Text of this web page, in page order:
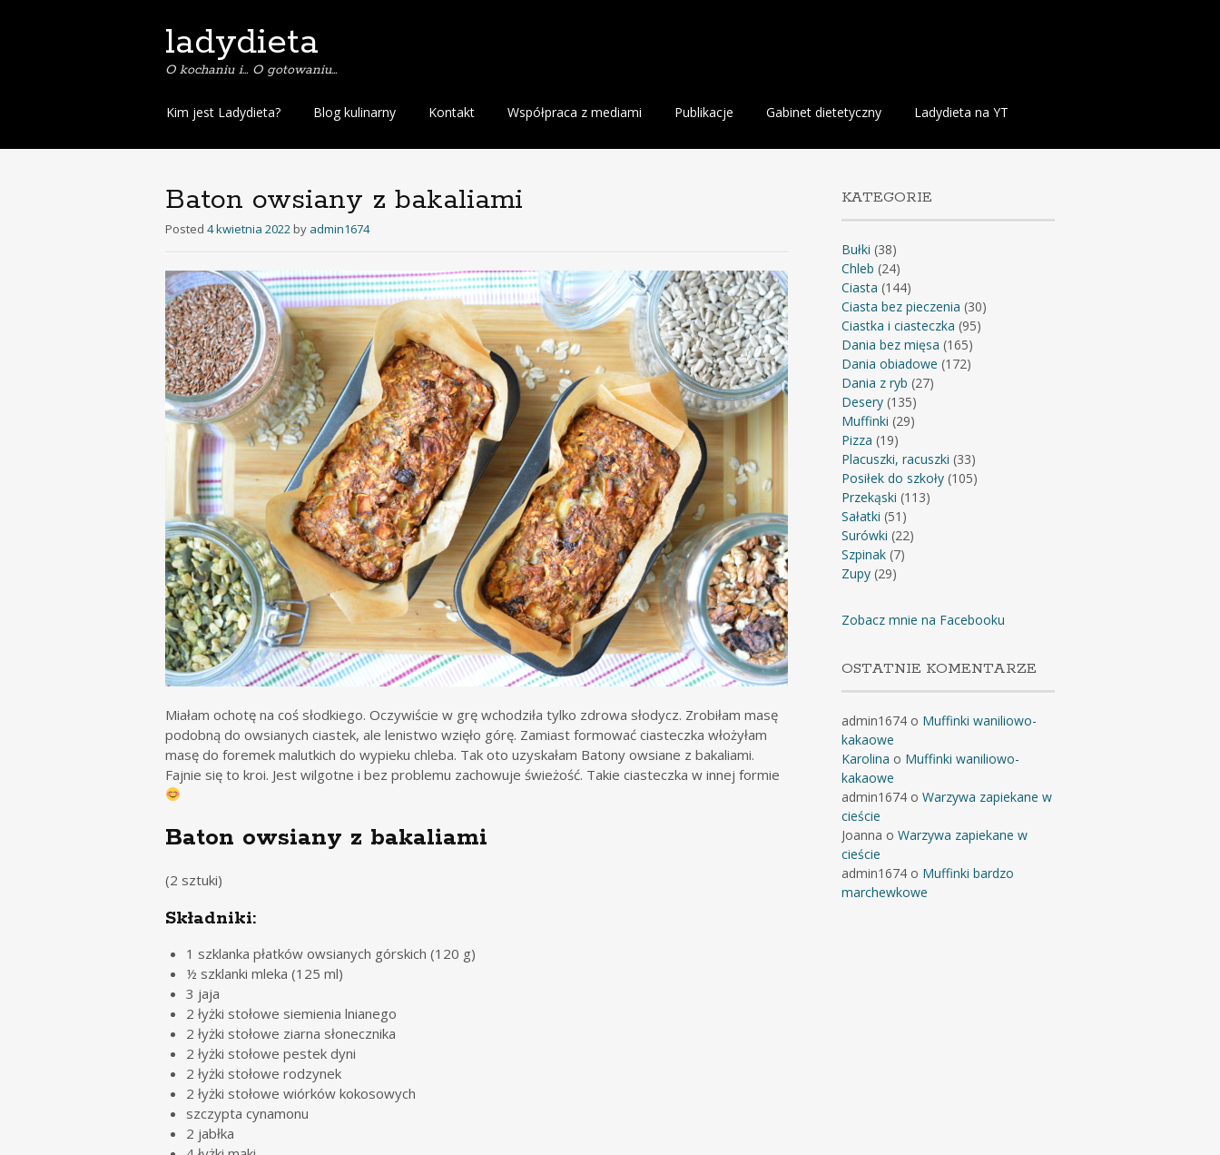
ladydieta
O kochaniu i… O gotowaniu…
S
i
t
o
c
t
e
n
t
Kim jest Ladydieta? Blog kulinarny Kontakt Współpraca z mediami Publikacje Gabinet dietetyczny Ladydieta na YT
Baton owsiany z bakaliami
Posted 4 kwietnia 2022 by admin1674
Miałam ochotę na coś słodkiego. Oczywiście w grę wchodziła tylko zdrowa słodycz. Zrobiłam masę
podobną do owsianych ciastek, ale lenistwo wzięło górę. Zamiast formować ciasteczka włożyłam
masę do foremek malutkich do wypieku chleba. Tak oto uzyskałam Batony owsiane z bakaliami.
Fajnie się to kroi. Jest wilgotne i bez problemu zachowuje świeżość. Takie ciasteczka w innej formie
Baton owsiany z bakaliami
(2 sztuki)
Składniki:
1 szklanka płatków owsianych górskich (120 g)
½ szklanki mleka (125 ml)
3 jaja
2 łyżki stołowe siemienia lnianego
2 łyżki stołowe ziarna słonecznika
2 łyżki stołowe pestek dyni
2 łyżki stołowe rodzynek
2 łyżki stołowe wiórków kokosowych
szczypta cynamonu
2 jabłka
KATEGORIE
Bułki (38)
Chleb (24)
Ciasta (144)
Ciasta bez pieczenia (30)
Ciastka i ciasteczka (95)
Dania bez mięsa (165)
Dania obiadowe (172)
Dania z ryb (27)
Desery(135)
Muffinki (29)
Pizza (19)
Placuszki, racuszki (33)
Posiłek do szkoły(105)
Przekąski (113)
Sałatki (51)
Surówki (22)
Szpinak(7)
Zupy(29)
Zobacz mnie na Facebooku
OSTATNIE KOMENTARZE
admin1674o Muffinki waniliowo-
kakaowe
Karolina o Muffinki waniliowo-
kakaowe
admin1674o Warzywa zapiekane w
cieście
Joanna o Warzywa zapiekane w
cieście
admin1674o Muffinki bardzo
marchewkowe